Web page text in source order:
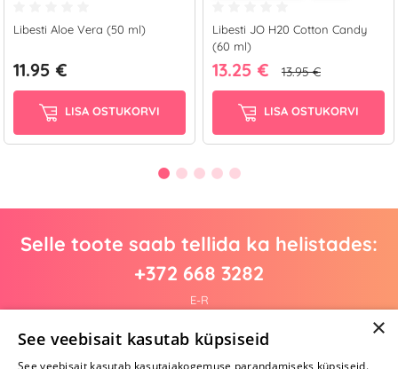
Libesti Aloe Vera (50 ml)
11.95 €
LISA OSTUKORVI
Libesti JO H20 Cotton Candy
(60 ml)
13.25 € 13.95 €
LISA OSTUKORVI
Selle toote saab tellida ka helistades:
+372 668 3282
E-R
×
See veebisait kasutab küpsiseid
See veebisait kasutab kasutajakogemuse parandamiseks küpsiseid.